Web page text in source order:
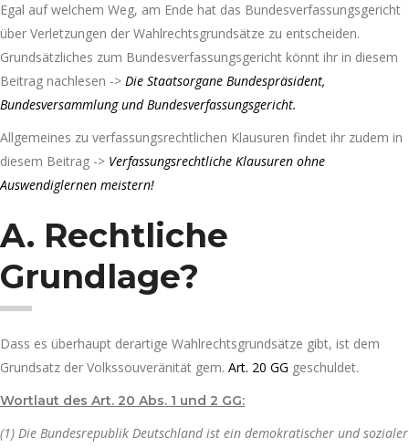
Egal auf welchem Weg, am Ende hat das Bundesverfassungsgericht
über Verletzungen der Wahlrechtsgrundsätze zu entscheiden.
Grundsätzliches zum Bundesverfassungsgericht könnt ihr in diesem
Beitrag nachlesen -> Die Staatsorgane Bundespräsident,
Bundesversammlung und Bundesverfassungsgericht.
Allgemeines zu verfassungsrechtlichen Klausuren findet ihr zudem in
diesem Beitrag -> Verfassungsrechtliche Klausuren ohne
Auswendiglernen meistern!
A. Rechtliche
Grundlage?
Dass es überhaupt derartige Wahlrechtsgrundsätze gibt, ist dem
Grundsatz der Volkssouveränität gem. Art. 20 GG geschuldet.
Wortlaut des Art. 20 Abs. 1 und 2 GG:
(1) Die Bundesrepublik Deutschland ist ein demokratischer und sozialer